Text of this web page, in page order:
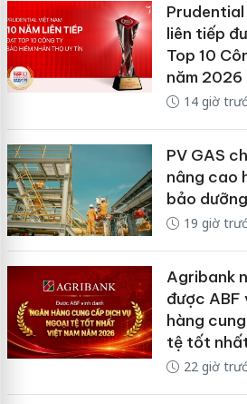
Prudential
liên tiếp
Top 10
năm 2026
14 giờ
PV GAS
nâng cao
bảo
19 giờ
Agribank
được ABF
hàng
tệ tốt
22 giờ